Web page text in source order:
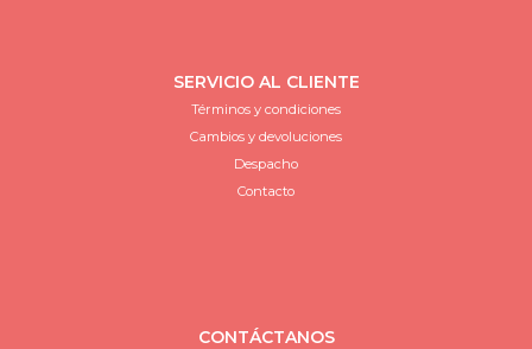
SERVICIO AL CLIENTE
Términos y condiciones
Cambios y devoluciones
Despacho
Contacto
CONTÁCTANOS